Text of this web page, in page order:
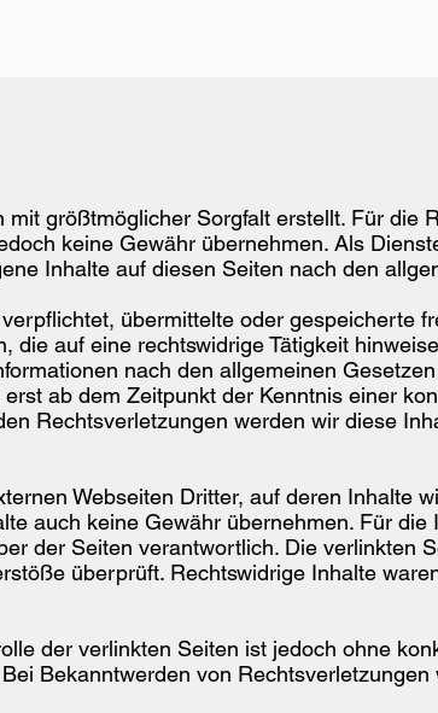
größtmöglicher Sorgfalt erstellt. Für die
keine Gewähr übernehmen. Als
Inhalte auf diesen Seiten nach den
übermittelte oder gespeicherte
die auf eine rechtswidrige Tätigkeit
nach den allgemeinen
ab dem Zeitpunkt der Kenntnis einer
Rechtsverletzungen werden wir diese
Webseiten Dritter, auf deren Inhalte
auch keine Gewähr übernehmen. Für
der Seiten verantwortlich. Die verlinkten
überprüft. Rechtswidrige Inhalte
der verlinkten Seiten ist jedoch ohne
Bekanntwerden von